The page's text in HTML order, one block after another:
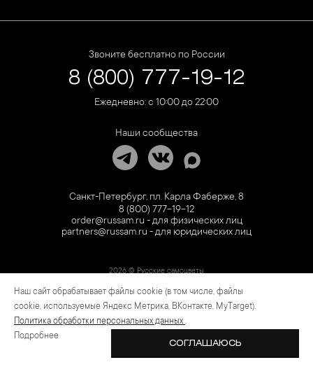
Звоните бесплатно по России
8 (800) 777-19-12
Ежедневно: с 10:00 до 22:00
Наши сообщества
Санкт-Петербург, пл. Карла Фаберже, 8
8 (800) 777-19-12
order@russam.ru - для физических лиц
partners@russam.ru - для юридических лиц
2026 © Русские самоцветы
Предложение не является публичной офертой. Цены на сайте и в розничной сети
могут отличаться. Информация на сайте о товаре носит рекламный характер и
расценивается как приглашение делать оферты на основании п.1 ст. 437
Гражданского кодекса РФ.
Наш сайт обрабатывает файлы cookie (в том числе, файлы
cookie, используемые Яндекс Метрика, ВКонтакте, MyTarget).
Политика обработки персональных данных .
Подробнее
СОГЛАШАЮСЬ